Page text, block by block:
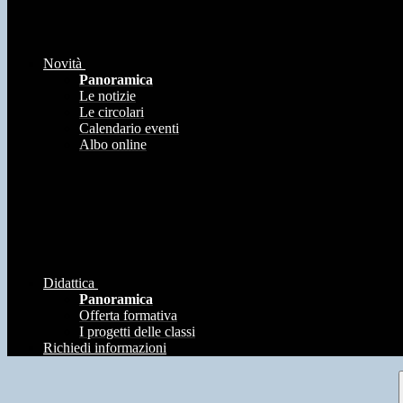
Novità
Panoramica
Le notizie
Le circolari
Calendario eventi
Albo online
Didattica
Panoramica
Offerta formativa
I progetti delle classi
Richiedi informazioni